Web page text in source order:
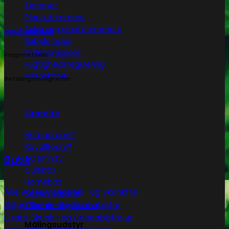
Tørrenet
Plantetrimmere
Sakse og plantetrimmere
Bubble bags
Pollenpressere
Fugtighedsregulering
Mikroskoper
Grotelte
Herbgarden™
RoyalRoom®
AC infinity
Cultibox
Homebox
Secret Jardine
Tilbehør til grotelte
Målingsudstyr
@subseed.dk
Fragtmetoder
Betalingsmuligheder
Butik
Alle vores Cannabis -og Skunkfrø
Billige Skunk -og Cannabisfrø
Gratis Skunk -og Cannabisfrø 🌿